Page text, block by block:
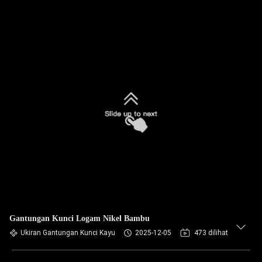
Gantungan Kunci Logam Nikel Bambu
Ukiran Gantungan Kunci Kayu 2025-12-05 473 dilihat